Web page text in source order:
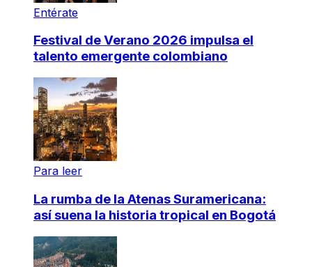
Entérate
Festival de Verano 2026 impulsa el
talento emergente colombiano
Para leer
La rumba de la Atenas Suramericana:
así suena la historia tropical en Bogotá